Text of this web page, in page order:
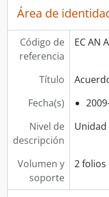
Área de
Código de
referencia
EC AN
Título
Fecha(s)
Nivel de
descripción
Volumen y
soporte
2 folios